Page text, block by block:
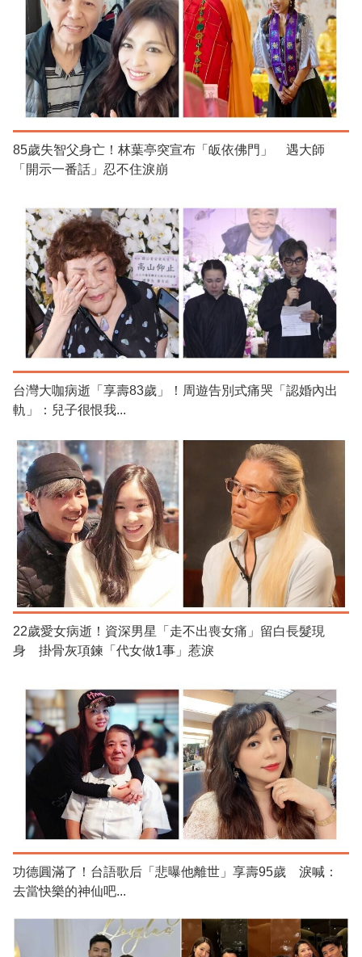
85歲失智父身亡！林葉亭突宣布「皈依佛門」 遇大師
「開示一番話」忍不住淚崩
台灣大咖病逝「享壽83歲」！周遊告別式痛哭「認婚內出
軌」：兒子很恨我...
22歲愛女病逝！資深男星「走不出喪女痛」留白長髮現
身 掛骨灰項鍊「代女做1事」惹淚
功德圓滿了！台語歌后「悲曝他離世」享壽95歲 淚喊：
去當快樂的神仙吧...